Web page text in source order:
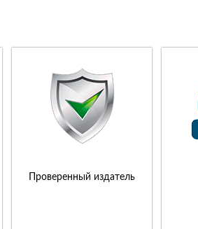
Проверенный издатель